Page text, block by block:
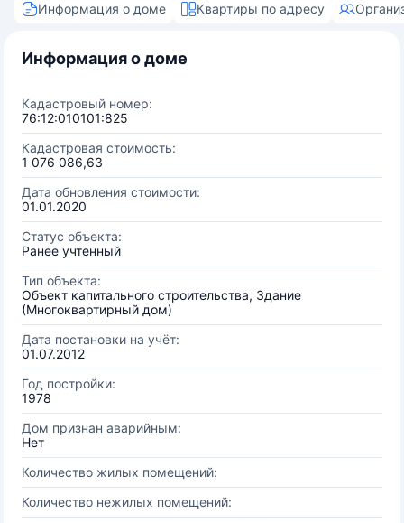
Информация о доме Квартиры по адресу
Информация о доме
Кадастровый номер:
76:12:010101:825
Кадастровая стоимость:
1 076 086,63
Дата обновления стоимости:
01.01.2020
Статус объекта:
Ранее учтенный
Тип объекта:
Объект капитального строительства, Здание
(Многоквартирный дом)
Дата постановки на учёт:
01.07.2012
Год постройки:
1978
Дом признан аварийным:
Нет
Количество жилых помещений:
Количество нежилых помещений: